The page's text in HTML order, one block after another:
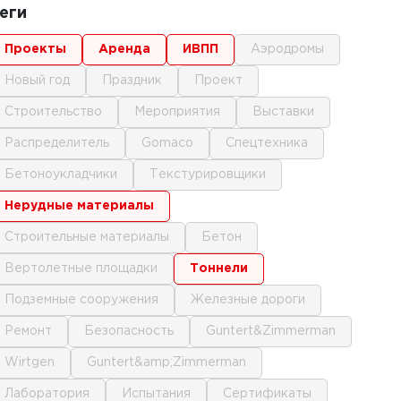
проекты аренда ИВПП аэродромы
новый год праздник проект
строительство мероприятия выставки
распределитель gomaco спецтехника
бетоноукладчики текстурировщики
нерудные материалы
строительные материалы бетон
вертолетные площадки тоннели
подземные сооружения железные дороги
ремонт безопасность Guntert&Zimmerman
Wirtgen Guntert&amp;Zimmerman
лаборатория испытания сертификаты